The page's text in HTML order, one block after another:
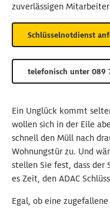
zuverlässigen
Schlüsselnotdienst
telefonisch unter 089
Ein Unglück kommt
wollen sich in der Eile
schnell den Müll nach
Wohnungstür zu. Und
stellen Sie fest, dass der
es Zeit, den ADAC
Egal, ob eine